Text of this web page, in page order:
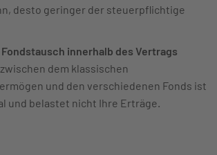
desto geringer der steuerpflichtige
innerhalb des Vertrags
dem klassischen
und den verschiedenen Fonds ist
und belastet nicht Ihre Erträge.